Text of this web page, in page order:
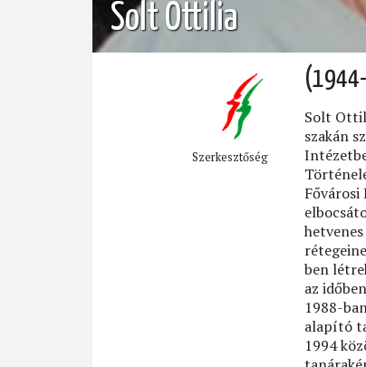
Solt Ottilia
Szerkesztőség
Solt
szakán
ben
az
1988-
alapító
1994